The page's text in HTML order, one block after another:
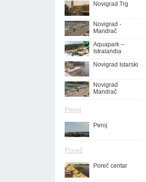
Novigrad Trg
Novigrad -
Mandrač
Aquapark –
Istralandia
Novigrad Istarski
Novigrad
Mandrač
Peroj
Peroj
Poreč
Poreč centar